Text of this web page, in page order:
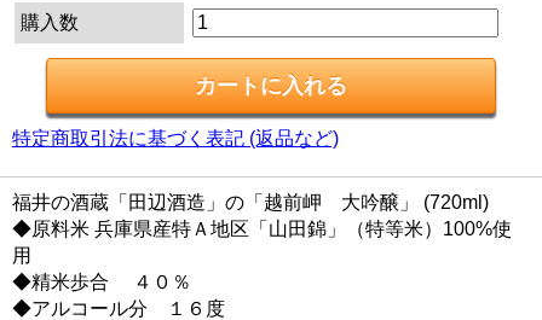
購入数
特定商取引法に基づく表記 (返品など)
福井の酒蔵「田辺酒造」の「越前岬 大吟醸」 (720ml)
◆原料米 兵庫県産特Ａ地区「山田錦」（特等米）100%使
用
◆精米歩合 ４０％
◆アルコール分 １６度